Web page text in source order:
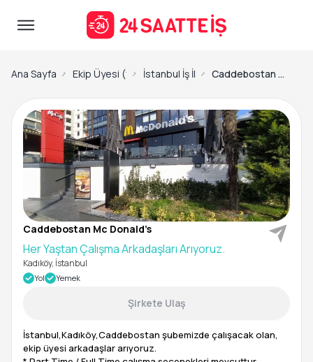
Ana Sayfa Ekip Üyesi (fast food) İş İlanları
İstanbul İş İlanları Caddebostan Mc Donald’s-Her Yaştan Çalışma Arkadaşları Arıyoruz.
Caddebostan Mc Donald’s
Her Yaştan Çalışma Arkadaşları Arıyoruz.
Kadıköy, İstanbul
Yol Yemek
Şirkete Ulaş
İstanbul,Kadıköy,Caddebostan şubemizde çalışacak olan,
ekip üyesi arkadaşlar arıyoruz.